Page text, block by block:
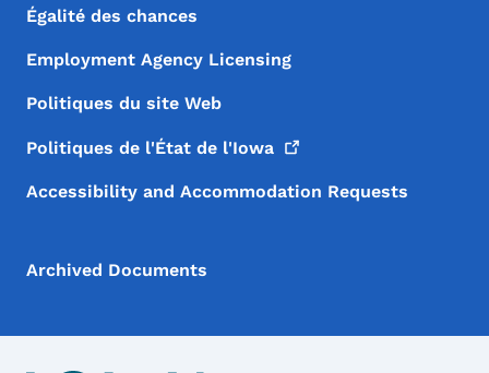
Égalité des chances
Employment Agency Licensing
Politiques du site Web
Politiques de l'État de l'Iowa
Accessibility and Accommodation Requests
Archived Documents